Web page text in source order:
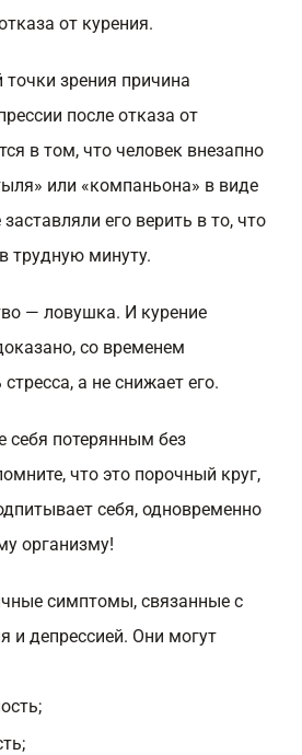
от курения.
точки зрения причина
после отказа от
в том, что человек внезапно
или «компаньона» в виде
его верить в то, что
трудную минуту.
— ловушка. И курение
со временем
а не снижает его.
себя потерянным без
что это порочный круг,
себя, одновременно
организму!
симптомы, связанные с
и депрессией. Они могут